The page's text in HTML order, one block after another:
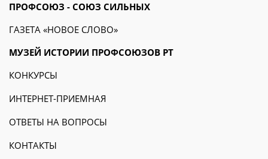
ПРОФСОЮЗ - СОЮЗ СИЛЬНЫХ
ГАЗЕТА «НОВОЕ СЛОВО»
МУЗЕЙ ИСТОРИИ ПРОФСОЮЗОВ РТ
КОНКУРСЫ
ИНТЕРНЕТ-ПРИЕМНАЯ
ОТВЕТЫ НА ВОПРОСЫ
КОНТАКТЫ